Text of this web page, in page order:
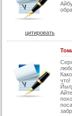
29 серия (суб)
30 серия
30 серия (суб)
32 серия
32 серия (суб)
цитировать
что!